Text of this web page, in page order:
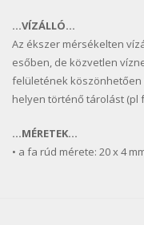
…VÍZÁLLÓ…
Az ékszer mérsékelten
esőben, de közvetlen
felületének köszönhetően
helyen történő tárolást (pl
…MÉRETEK…
• a fa rúd mérete: 20 x 4